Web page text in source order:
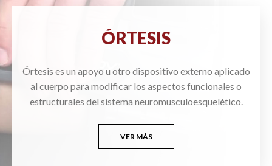
ÓRTESIS
Órtesis es un apoyo u otro dispositivo externo aplicado
al cuerpo para modificar los aspectos funcionales o
estructurales del sistema neuromusculoesquelético.
VER MÁS